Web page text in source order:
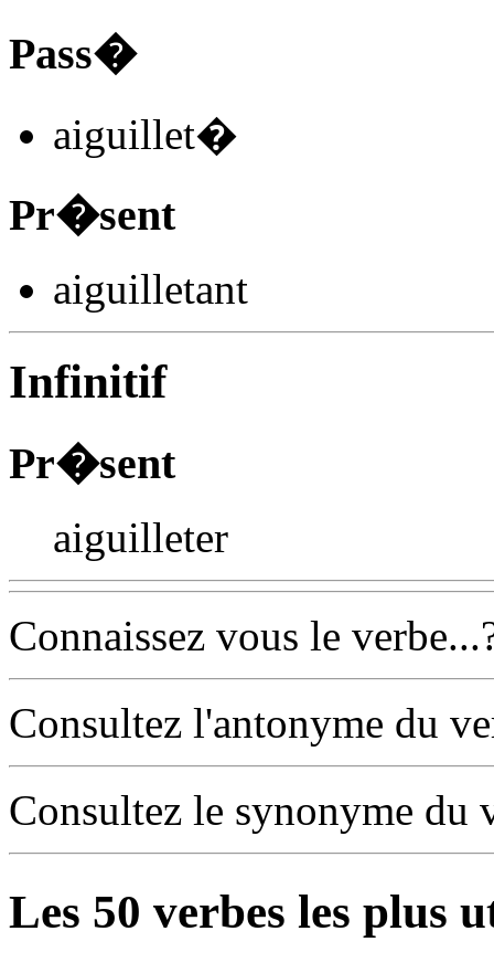
Pass�
aiguillet�
Pr�sent
aiguilletant
Infinitif
Pr�sent
aiguilleter
Connaissez vous le
Consultez l'antonyme du
Consultez le synonyme du
Les 50 verbes les plus